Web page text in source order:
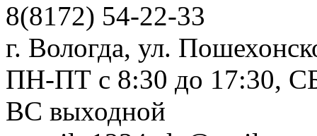
8(8172) 54-22-33
г. Вологда, ул.
ПН-ПТ c 8:30 до 17:30,
ВС выходной